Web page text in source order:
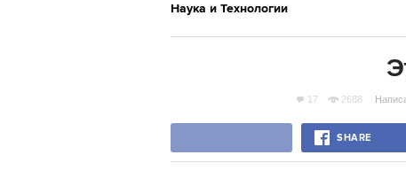
Наука и Технологии
17 2688
SHARE